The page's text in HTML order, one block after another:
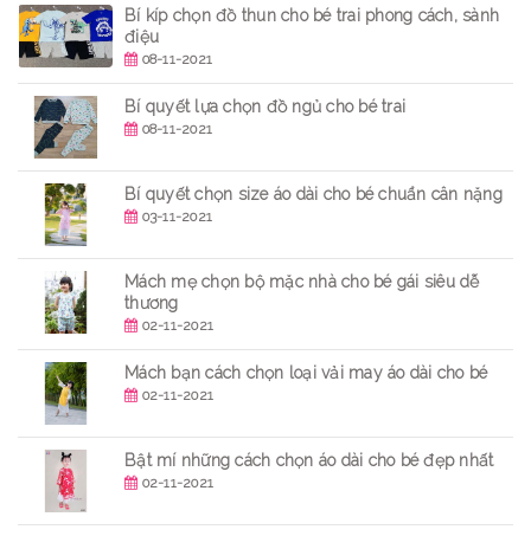
Bí kíp chọn đồ thun cho bé trai phong cách, sành
điệu
08-11-2021
Bí quyết lựa chọn đồ ngủ cho bé trai
08-11-2021
Bí quyết chọn size áo dài cho bé chuẩn cân nặng
03-11-2021
Mách mẹ chọn bộ mặc nhà cho bé gái siêu dễ
thương
02-11-2021
Mách bạn cách chọn loại vải may áo dài cho bé
02-11-2021
Bật mí những cách chọn áo dài cho bé đẹp nhất
02-11-2021